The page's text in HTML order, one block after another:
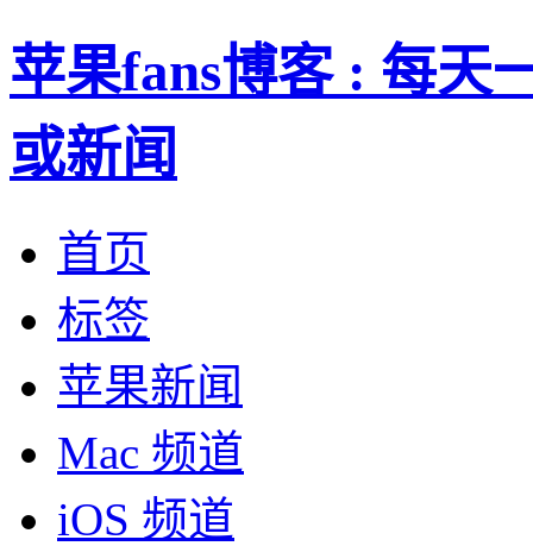
苹果fans博客 : 每天
或新闻
首页
标签
苹果新闻
Mac 频道
iOS 频道